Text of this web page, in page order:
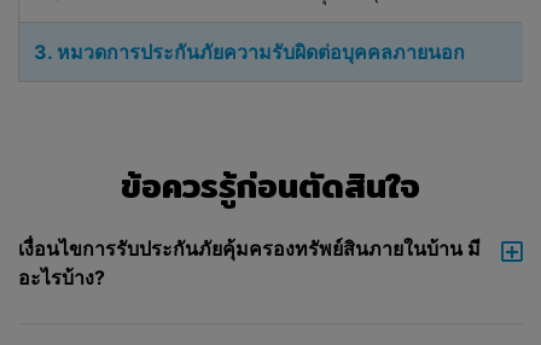
ไม่ต้องรับผิดชอบหรือรับผิดต่อข้อผิดพลาด
ความผิดหรือการละเว้นใดๆ ในส่วนนี้ ตามที่ได้
อำนวยความสะดวกในการเปรียบเทียบ
ผลิตภัณฑ์สินเชื่อทั่วไปของผู้ให้บริการที่มีการ
เชื่อมต่อกับบริษัท บริษัทไม่ได้เป็นบริษัทสินเชื่อ
หรือตัวกลางสินเชื่อ ดังนั้น เนื้อหาที่แสดงไว้ใน
เว็บไซต์ของบริษัท ซึ่งรวมถึงโดยไม่จำกัดอยู่
3. หมวดการประกันภัยความรับผิดต่อบุคคลภายนอก
ข้อควรรู้ก่อนตัดสินใจ
เงื่อนไขการรับประกันภัยคุ้มครองทรัพย์สินภายในบ้าน มี
อะไรบ้าง?